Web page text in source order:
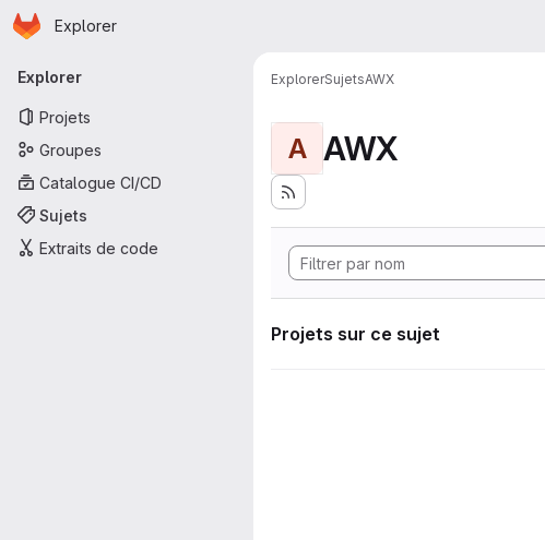
Passer au contenu principal
Page d'accueil
Explorer
Navigation principale
Explorer
Projets
Groupes
Catalogue CI/CD
Sujets
Extraits de code
ExplorerSujetsAWX
A AWX
Projets sur ce sujet